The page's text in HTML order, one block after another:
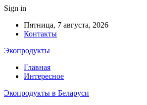
Sign in
Пятница, 7 августа, 2026
Контакты
Экопродукты
Главная
Интересное
Экопродукты в Беларуси